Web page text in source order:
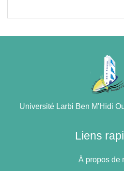
Université Larbi Ben M'Hidi
Liens
À propos de